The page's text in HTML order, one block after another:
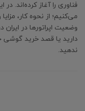
می‌کنیم؛ از نحوه کار،
دارید یا قصد خرید گوشی
ندهید.